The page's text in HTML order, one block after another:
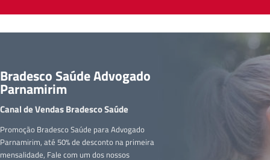
Bradesco Saúde Advogado
Parnamirim
Canal de Vendas Bradesco Saúde
Promoção Bradesco Saúde para Advogado
Parnamirim, até 50% de desconto na primeira
mensalidade, Fale com um dos nossos